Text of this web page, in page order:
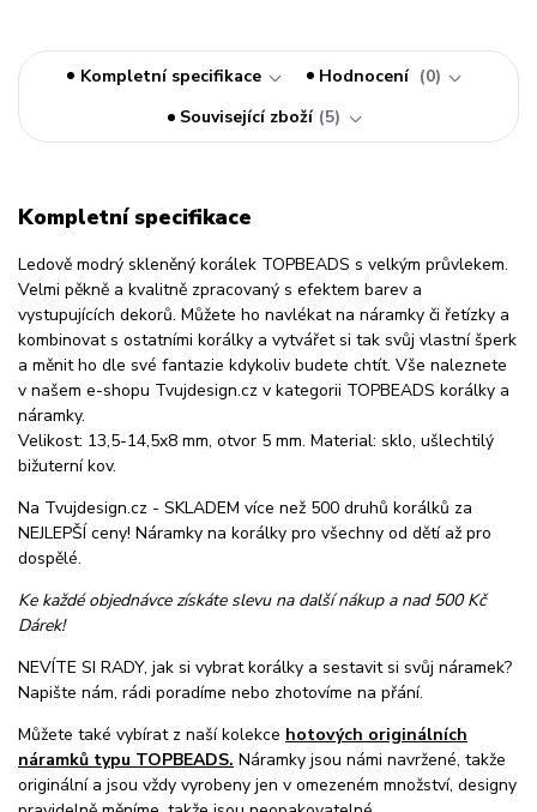
Kompletní specifikace Hodnocení
0
Související zboží 5
Kompletní specifikace
Ledově modrý skleněný korálek TOPBEADS s velkým průvlekem.
Velmi pěkně a kvalitně zpracovaný s efektem barev a
vystupujících dekorů. Můžete ho navlékat na náramky či řetízky a
kombinovat s ostatními korálky a vytvářet si tak svůj vlastní šperk
a měnit ho dle své fantazie kdykoliv budete chtít. Vše naleznete
v našem e-shopu Tvujdesign.cz v kategorii TOPBEADS korálky a
náramky.
Velikost: 13,5-14,5x8 mm, otvor 5 mm. Material: sklo, ušlechtilý
bižuterní kov.
Na Tvujdesign.cz - SKLADEM více než 500 druhů korálků za
NEJLEPŠÍ ceny! Náramky na korálky pro všechny od dětí až pro
dospělé.
Ke každé objednávce získáte slevu na další nákup a nad 500 Kč
Dárek!
NEVÍTE SI RADY, jak si vybrat korálky a sestavit si svůj náramek?
Napište nám, rádi poradíme nebo zhotovíme na přání.
Můžete také vybírat z naší kolekce hotových originálních
náramků typu TOPBEADS. Náramky jsou námi navržené, takže
originální a jsou vždy vyrobeny jen v omezeném množství, designy